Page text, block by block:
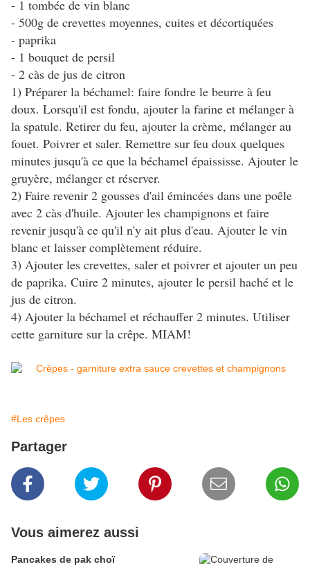
- 1 tombée de vin blanc
- 500g de crevettes moyennes, cuites et décortiquées
- paprika
- 1 bouquet de persil
- 2 càs de jus de citron
1) Préparer la béchamel: faire fondre le beurre à feu
doux. Lorsqu'il est fondu, ajouter la farine et mélanger à
la spatule. Retirer du feu, ajouter la crème, mélanger au
fouet. Poivrer et saler. Remettre sur feu doux quelques
minutes jusqu'à ce que la béchamel épaississe. Ajouter le
gruyère, mélanger et réserver.
2) Faire revenir 2 gousses d'ail émincées dans une poêle
avec 2 càs d'huile. Ajouter les champignons et faire
revenir jusqu'à ce qu'il n'y ait plus d'eau. Ajouter le vin
blanc et laisser complètement réduire.
3) Ajouter les crevettes, saler et poivrer et ajouter un peu
de paprika. Cuire 2 minutes, ajouter le persil haché et le
jus de citron.
4) Ajouter la béchamel et réchauffer 2 minutes. Utiliser
cette garniture sur la crêpe. MIAM!
#Les crêpes
Partager
Vous aimerez aussi
Pancakes de pak choï